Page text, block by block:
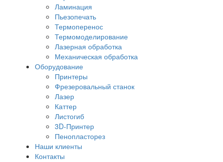
Ламинация
Пьезопечать
Термоперенос
Термомоделирование
Лазерная обработка
Механическая обработка
Оборудование
Принтеры
Фрезеровальный станок
Лазер
Каттер
Листогиб
3D-Принтер
Пенопласторез
Наши клиенты
Контакты